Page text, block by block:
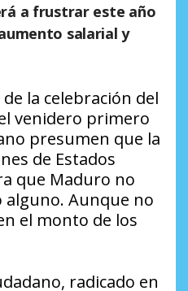
a frustrar este año
salarial y
la celebración del
venidero primero
presumen que la
de Estados
que Maduro no
Aunque no
el monto de los
radicado en